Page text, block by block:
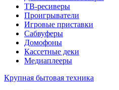
ТВ-ресиверы
Проигрыватели
Игровые приставки
Сабвуферы
Домофоны
Кассетные деки
Медиаплееры
Крупная бытовая техника